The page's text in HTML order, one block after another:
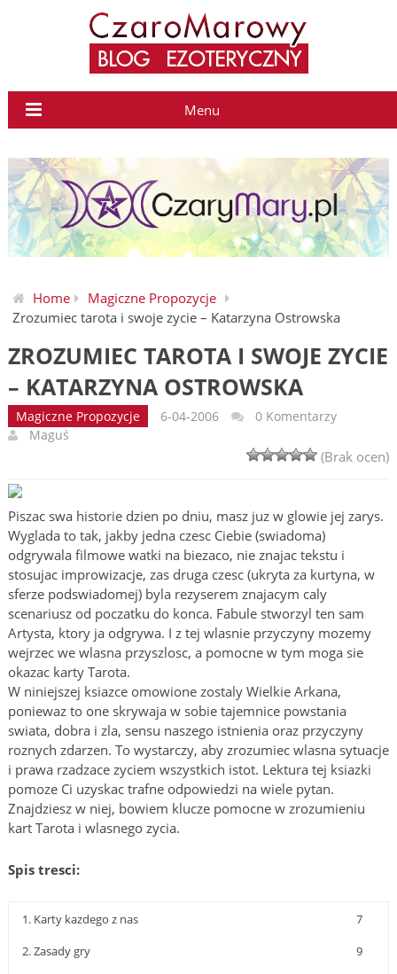
Menu
Home
Magiczne Propozycje
Zrozumiec tarota i swoje zycie – Katarzyna Ostrowska
ZROZUMIEC TAROTA I SWOJE ZYCIE
– KATARZYNA OSTROWSKA
Magiczne Propozycje 6-04-2006
0 Komentarzy
Maguś
(Brak ocen)
Piszac swa historie dzien po dniu, masz juz w glowie jej zarys.
Wyglada to tak, jakby jedna czesc Ciebie (swiadoma)
odgrywala filmowe watki na biezaco, nie znajac tekstu i
stosujac improwizacje, zas druga czesc (ukryta za kurtyna, w
sferze podswiadomej) byla rezyserem znajacym caly
scenariusz od poczatku do konca. Fabule stworzyl ten sam
Artysta, ktory ja odgrywa. I z tej wlasnie przyczyny mozemy
wejrzec we wlasna przyszlosc, a pomocne w tym moga sie
okazac karty Tarota.
W niniejszej ksiazce omowione zostaly Wielkie Arkana,
poniewaz to one skrywaja w sobie tajemnice powstania
swiata, dobra i zla, sensu naszego istnienia oraz przyczyny
roznych zdarzen. To wystarczy, aby zrozumiec wlasna sytuacje
i prawa rzadzace zyciem wszystkich istot. Lektura tej ksiazki
pomoze Ci uzyskac trafne odpowiedzi na wiele pytan.
Znajdziesz w niej, bowiem klucze pomocne w zrozumieniu
kart Tarota i wlasnego zycia.
Spis tresci:
1. Karty kazdego z nas
7
2. Zasady gry
9